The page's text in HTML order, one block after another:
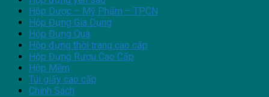
Hộp Dược – Mỹ Phẩm – TPCN
Hộp Đựng Gia Dụng
Hộp Đựng Quà
Hộp đựng thời trang cao cấp
Hộp Đựng Rượu Cao Cấp
Hộp Mềm
Túi giấy cao cấp
Chính Sách